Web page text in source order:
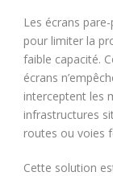
Les écrans
pour limiter la
faible capacité.
écrans
interceptent les
infrastructures
routes ou voies
Cette solution